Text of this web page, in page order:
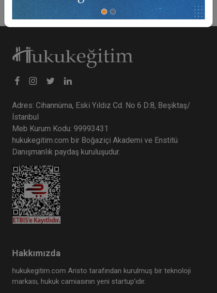
Adres: Cihannüma, Eski Yıldız Cd. No 6 D:8, Beşiktaş/
İstanbul
Meb Kurum Kodu: 99993431
hukukegitim.com bir Boğaziçi Akademi ve Enstitü
Danışmanlık paydaş kuruluşudur.
Hakkımızda
hukukegitim.com Aristo tarafından kurulmuş bir teknoloji
markası, hukuk camiasının yeni startup’ıdır.